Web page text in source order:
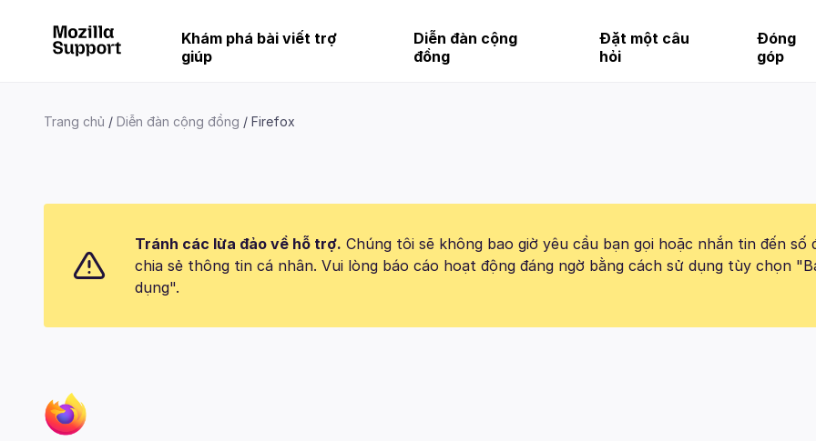
Khám phá bài viết trợ
giúp
Diễn đàn cộng
đồng
Đặt một câu
hỏi
Đóng
góp
Trang chủ Diễn đàn cộng đồng Firefox
Tránh các lừa đảo về hỗ trợ. Chúng tôi sẽ không bao giờ yêu cầu bạn gọi hoặc nhắn tin đến số
chia sẻ thông tin cá nhân. Vui lòng báo cáo hoạt động đáng ngờ bằng cách sử dụng tùy chọn
dụng".